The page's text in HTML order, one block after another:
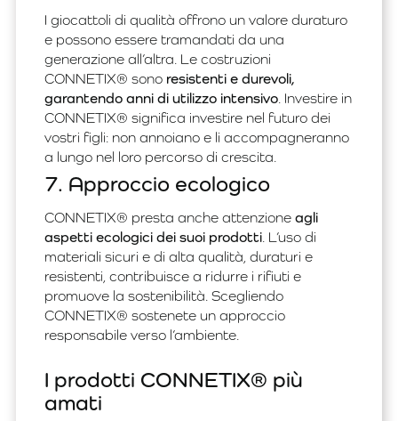
I giocattoli di qualità offrono un valore duraturo
e possono essere tramandati da una
generazione all’altra. Le costruzioni
CONNETIX® sono resistenti e durevoli,
garantendo anni di utilizzo intensivo . Investire in
CONNETIX® significa investire nel futuro dei
vostri figli: non annoiano e li accompagneranno
a lungo nel loro percorso di crescita.
7. Approccio ecologico
CONNETIX® presta anche attenzione agli
aspetti ecologici dei suoi prodotti . L’uso di
materiali sicuri e di alta qualità, duraturi e
resistenti, contribuisce a ridurre i rifiuti e
promuove la sostenibilità. Scegliendo
CONNETIX® sostenete un approccio
responsabile verso l’ambiente.
I prodotti CONNETIX® più
amati